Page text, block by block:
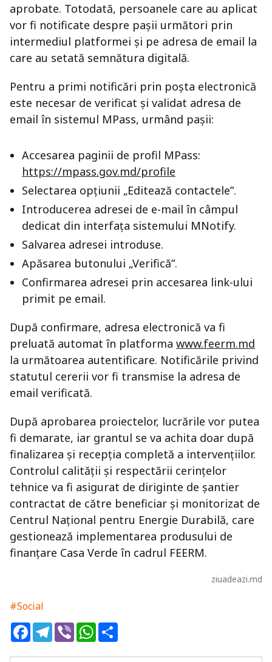
aprobate. Totodată, persoanele care au aplicat
vor fi notificate despre pașii următori prin
intermediul platformei și pe adresa de email la
care au setată semnătura digitală.
Pentru a primi notificări prin poșta electronică
este necesar de verificat și validat adresa de
email în sistemul MPass, urmând pașii:
Accesarea paginii de profil MPass:
https://mpass.gov.md/profile
Selectarea opțiunii „Editează contactele”.
Introducerea adresei de e-mail în câmpul
dedicat din interfața sistemului MNotify.
Salvarea adresei introduse.
Apăsarea butonului „Verifică”.
Confirmarea adresei prin accesarea link-ului
primit pe email.
După confirmare, adresa electronică va fi
preluată automat în platforma www.feerm.md
la următoarea autentificare. Notificările privind
statutul cererii vor fi transmise la adresa de
email verificată.
După aprobarea proiectelor, lucrările vor putea
fi demarate, iar grantul se va achita doar după
finalizarea și recepția completă a intervențiilor.
Controlul calității și respectării cerințelor
tehnice va fi asigurat de diriginte de șantier
contractat de către beneficiar și monitorizat de
Centrul Național pentru Energie Durabilă, care
gestionează implementarea produsului de
finanțare Casa Verde în cadrul FEERM.
ziuadeazi.md
#Social
FacebookTelegram
ViberWhatsApp